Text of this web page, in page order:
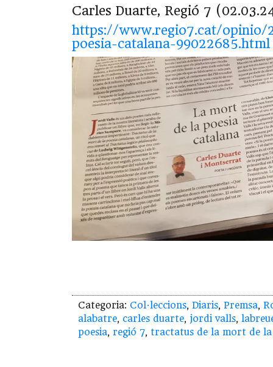
Carles Duarte, Regió 7
https://www.regio7.cat/
poesia-catalana-99022685.html
Categoria: Col·leccions, Diaris, Premsa,
alabatre, carles duarte, jordi valls,
poesia, regió 7, tractatus de la mort de la